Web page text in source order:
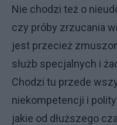
Nie chodzi też o
czy próby zrzucania
jest przecież
służb specjalnych i
Chodzi tu przede
niekompetencji i
jakie od dłuższego